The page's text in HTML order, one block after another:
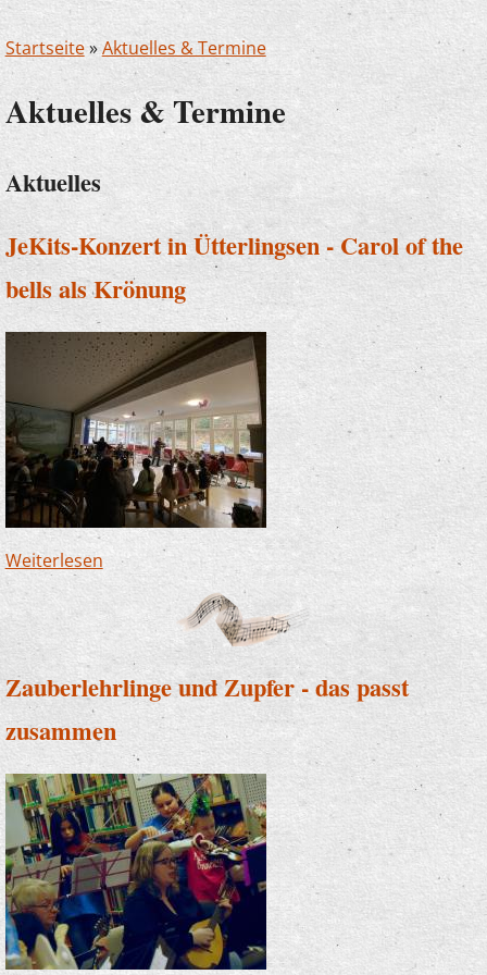
Startseite»Aktuelles & Termine
Aktuelles & Termine
Aktuelles
JeKits-Konzert in Ütterlingsen - Carol of the
bells als Krönung
Weiterlesen über JeKits-Konzert in Ütterlingsen - Carol of
the bells als Krönung
Zauberlehrlinge und Zupfer - das passt
zusammen